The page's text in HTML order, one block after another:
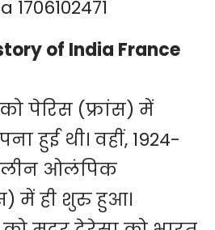
of India France
को पेरिस (फ्रांस) में
हुई थी। वहीं, 1924-
ओलंपिक
में ही शुरु हुआ।